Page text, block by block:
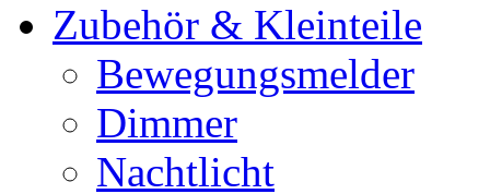
Zubehör & Kleinteile
Bewegungsmelder
Dimmer
Nachtlicht